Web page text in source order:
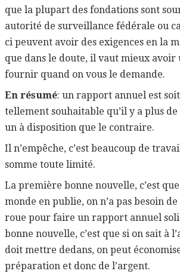
que la plupart des fondations sont
autorité de surveillance fédérale ou
ci peuvent avoir des exigences en la
que dans le doute, il vaut mieux avoir
fournir quand on vous le demande.
En résumé: un rapport annuel est
tellement souhaitable qu’il y a plus
un à disposition que le contraire.
Il n’empêche, c’est beaucoup de
somme toute limité.
La première bonne nouvelle, c’est
monde en publie, on n’a pas besoin
roue pour faire un rapport annuel
bonne nouvelle, c’est que si on sait à
doit mettre dedans, on peut
préparation et donc de l’argent.